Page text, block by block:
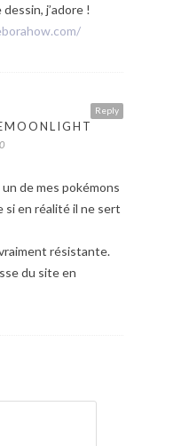
j’adore !
Reply
un de mes pokémons
si en réalité il ne sert
vraiment résistante.
du site en